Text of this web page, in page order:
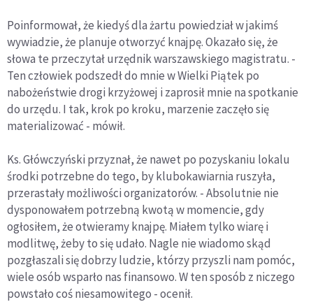
Poinformował, że kiedyś dla żartu powiedział w jakimś
wywiadzie, że planuje otworzyć knajpę. Okazało się, że
słowa te przeczytał urzędnik warszawskiego magistratu. -
Ten człowiek podszedł do mnie w Wielki Piątek po
nabożeństwie drogi krzyżowej i zaprosił mnie na spotkanie
do urzędu. I tak, krok po kroku, marzenie zaczęło się
materializować - mówił.
Ks. Główczyński przyznał, że nawet po pozyskaniu lokalu
środki potrzebne do tego, by klubokawiarnia ruszyła,
przerastały możliwości organizatorów. - Absolutnie nie
dysponowałem potrzebną kwotą w momencie, gdy
ogłosiłem, że otwieramy knajpę. Miałem tylko wiarę i
modlitwę, żeby to się udało. Nagle nie wiadomo skąd
pozgłaszali się dobrzy ludzie, którzy przyszli nam pomóc,
wiele osób wsparło nas finansowo. W ten sposób z niczego
powstało coś niesamowitego - ocenił.